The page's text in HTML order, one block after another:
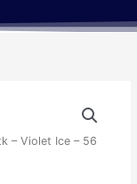
– Violet Ice – 56